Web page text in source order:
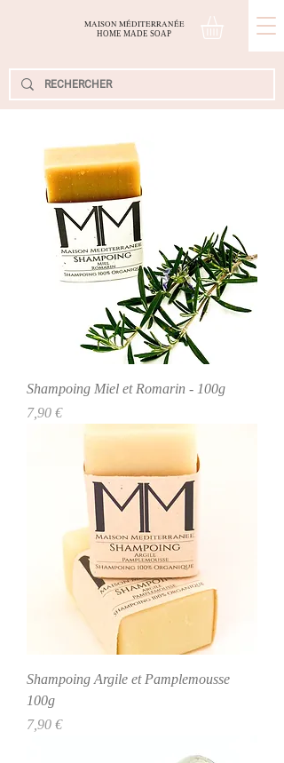
MAISON MÉDITERRANÉE
HOME MADE SOAP
Shampoing Miel et Romarin - 100g
Precio
7,90 €
Shampoing Argile et Pamplemousse
100g
Precio
7,90 €